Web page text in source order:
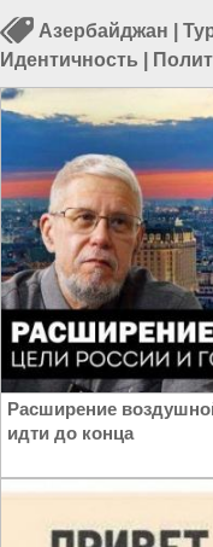
Азербайджан
Идентичность
Россия и
Расширение
идти до конца